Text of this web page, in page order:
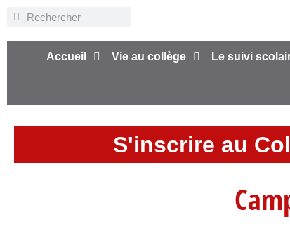
Accueil Vie au collège Le suivi
S'inscrire au